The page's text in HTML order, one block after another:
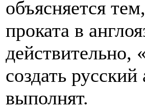
объясняется
проката в
действительно,
создать
выполнят.